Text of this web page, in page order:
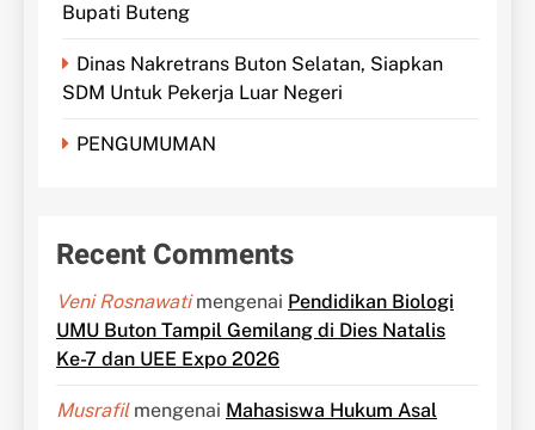
Bupati Buteng
Dinas Nakretrans Buton Selatan, Siapkan
SDM Untuk Pekerja Luar Negeri
PENGUMUMAN
Recent Comments
Veni Rosnawatimengenai Pendidikan Biologi
UMU Buton Tampil Gemilang di Dies Natalis
Ke-7 dan UEE Expo 2026
Musrafilmengenai Mahasiswa Hukum Asal